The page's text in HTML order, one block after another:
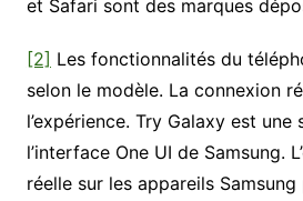
et Safari sont des marques
[2] Les fonctionnalités du
selon le modèle. La connexion
l’expérience. Try Galaxy est une
l’interface One UI de Samsung.
réelle sur les appareils